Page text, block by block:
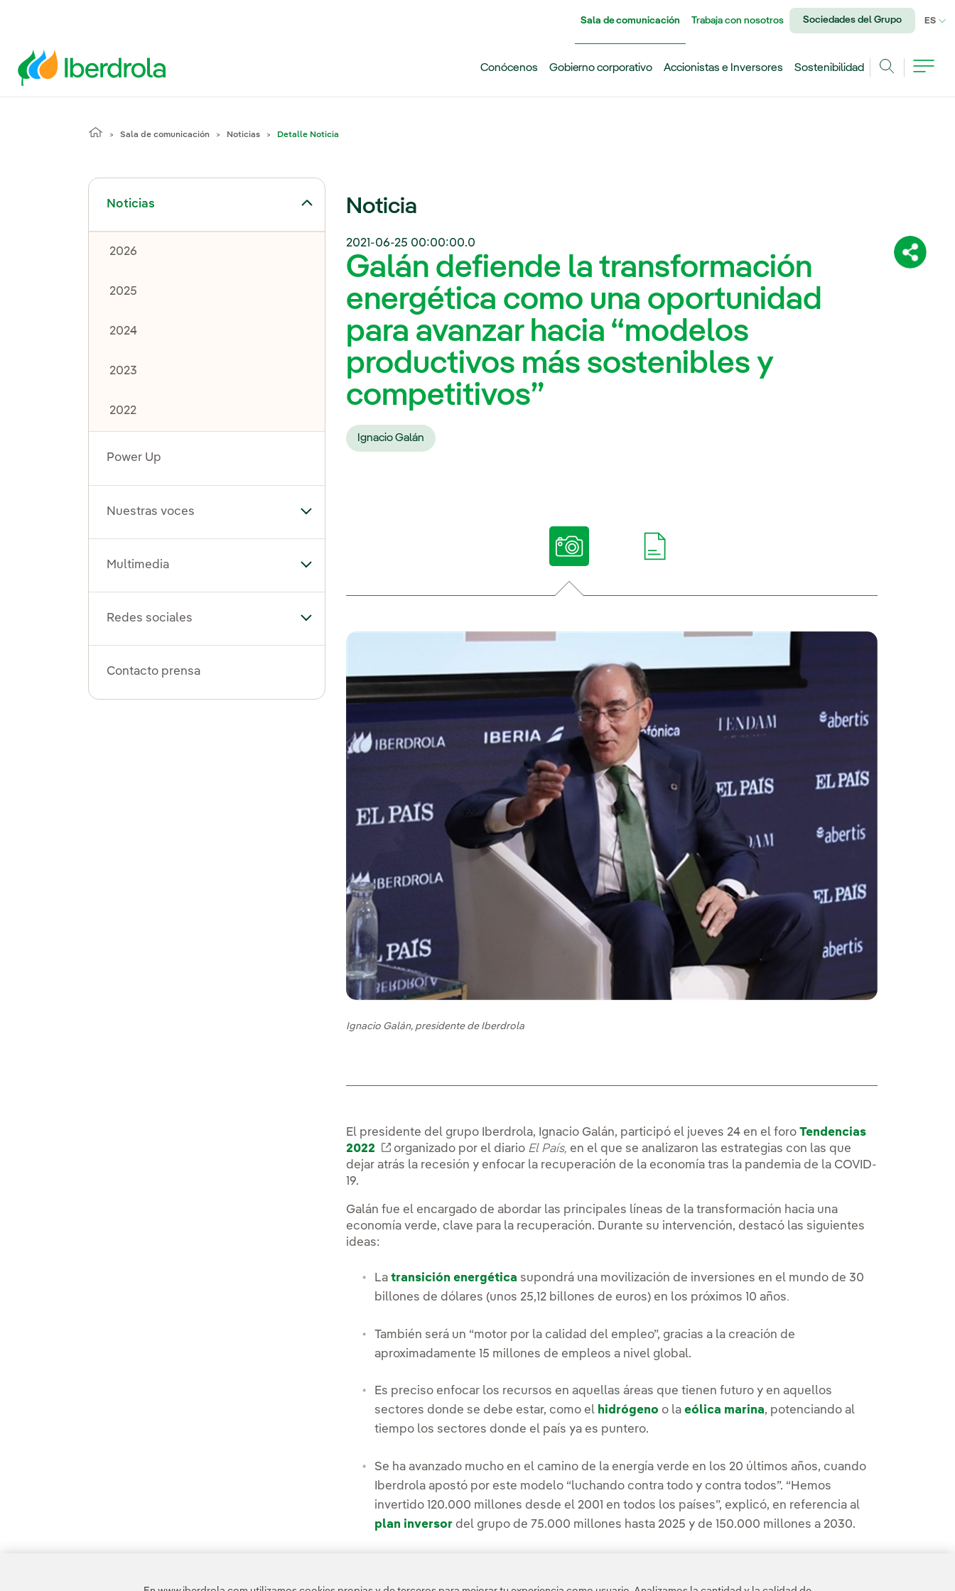
Sala de comunicación Trabaja con nosotros Sociedades del Grupo ES
Conócenos Gobierno corporativo Accionistas e Inversores
Sostenibilidad
Sala de comunicación Noticias Detalle Noticia
Noticias
Alternar el submenú para Noticias
2026
2025
2024
2023
2022
Power Up
Nuestras voces Alternar el submenú para Nuestras voces
Multimedia Alternar el submenú para Multimedia
Redes sociales Alternar el submenú para Redes sociales
Contacto prensa
Noticia
2021-06-25 00:00:00.0
Galán defiende la transformación
energética como una oportunidad
para avanzar hacia “modelos
productivos más sostenibles y
competitivos”
Ignacio Galán
Ignacio Galán, presidente de Iberdrola
El presidente del grupo Iberdrola, Ignacio Galán, participó el jueves 24 en el foroTendencias
2022
Enlace externo, se abre en ventana nueva.
organizado por el diario El País, en el que se analizaron las estrategias con las que
dejar atrás la recesión y enfocar la recuperación de la economía tras la pandemia de la COVID-
19.
Galán fue el encargado de abordar las principales líneas de la transformación hacia una
economía verde, clave para la recuperación. Durante su intervención, destacó las siguientes
ideas:
Latransición energética supondrá una movilización de inversiones en el mundo de 30
billones de dólares (unos 25,12 billones de euros) en los próximos 10 años.
También será un “motor por la calidad del empleo”, gracias a la creación de
aproximadamente 15 millones de empleos a nivel global.
Es preciso enfocar los recursos en aquellas áreas que tienen futuro y en aquellos
sectores donde se debe estar, como el hidrógeno o laeólica marina, potenciando al
tiempo los sectores donde el país ya es puntero.
Se ha avanzado mucho en el camino de la energía verde en los 20 últimos años, cuando
Iberdrola apostó por este modelo “luchando contra todo y contra todos”. “Hemos
invertido 120.000 millones desde el 2001 en todos los países”, explicó, en referencia al
plan inversor del grupo de 75.000 millones hasta 2025 y de 150.000 millones a 2030.